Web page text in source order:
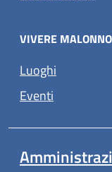
VIVERE MALONNO
Luoghi
Eventi